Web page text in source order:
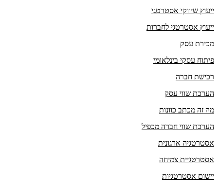
ייעוץ שיווקי אסטרטגי
ייעוץ אסטרטגי לחברות
מכירת עסק
פיתוח עסקי בינלאומי
רכישת חברה
הערכת שווי עסק
מה זה מכתב כוונות
הערכת שווי חברה מכפיל
אסטרטגיה ארגונית
אסטרטגיית צמיחה
יישום אסטרטגיות